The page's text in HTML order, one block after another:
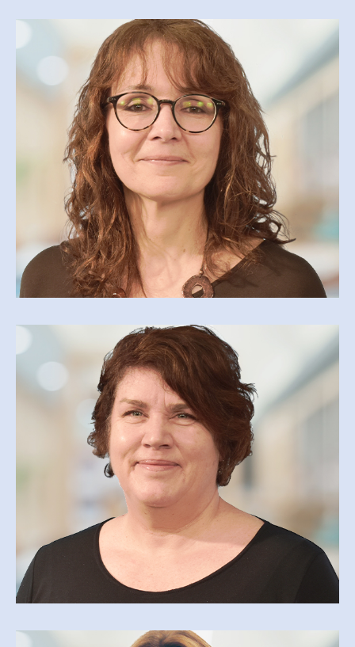
ÉMILY BOULIANNE
emily-suzanne.boulianne@cegepmv.ca
GUYLAINE FONTAINE
guylaine.fontaine@cegepmv.ca